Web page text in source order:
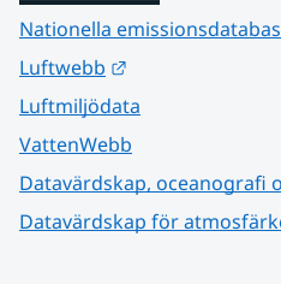
Nationella
Luftwebb
Luftmiljödata
VattenWebb
Datavärdskap, oceanografi
Datavärdskap för